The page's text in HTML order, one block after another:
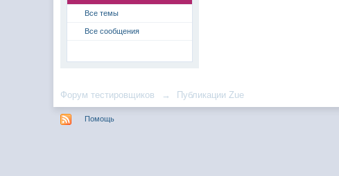
Все темы
Все сообщения
Форум тестировщиков → Публикации Zue
Помощь